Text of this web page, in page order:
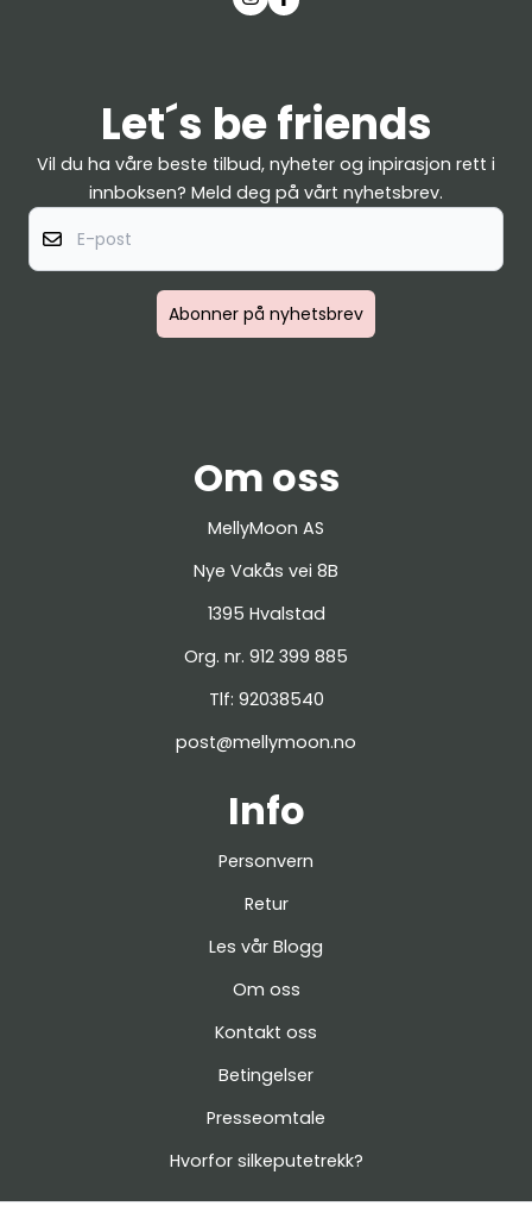
Let´s be friends
Vil du ha våre beste tilbud, nyheter og inpirasjon rett i
innboksen? Meld deg på vårt nyhetsbrev.
Abonner på nyhetsbrev
Om oss
MellyMoon AS
Nye Vakås vei 8B
1395 Hvalstad
Org. nr. 912 399 885
Tlf: 92038540
post@mellymoon.no
Info
Personvern
Retur
Les vår Blogg
Om oss
Kontakt oss
Betingelser
Presseomtale
Hvorfor silkeputetrekk?